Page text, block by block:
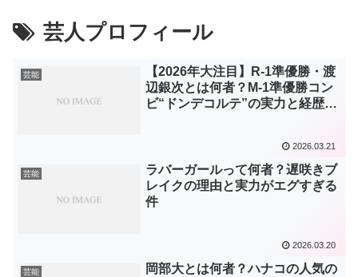
芸人プロフィール
芸能
【2026年大注目】R-1準優勝・渡
辺銀次とは何者？M-1準優勝コン
ビ“ドンデコルテ”の実力と経歴を
2026.03.21
芸能
ラバーガールって何者？遅咲きブ
レイクの理由と実力がエグすぎる
件
2026.03.20
芸能 岡部大とは何者？ハナコの人気の